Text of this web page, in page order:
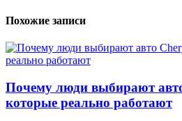
Похожие записи
Почему люди выбирают
которые реально работают